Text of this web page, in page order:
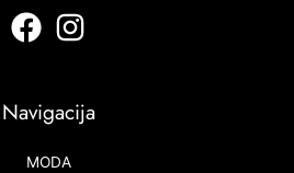
Navigacija
MODA